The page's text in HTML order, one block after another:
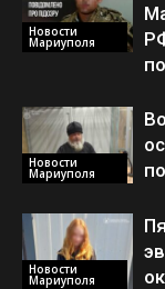
Новости
Мариуполя
Новости
Мариуполя
Новости
Мариуполя